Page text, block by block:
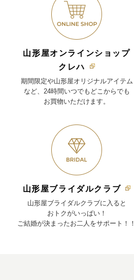
山形屋オンラインショップ
クレハ
期間限定や山形屋オリジナルアイテム
など、24時間いつでもどこからでも
お買物いただけます。
山形屋ブライダルクラブ
山形屋ブライダルクラブに入ると
おトクがいっぱい！
ご結婚が決まったお二人をサポート！！